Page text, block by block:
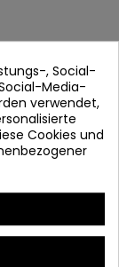
, Social-
Media-
verwendet,
Cookies und